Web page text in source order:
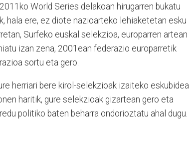
World Series delakoan hirugarren bukatu
hala ere, ez diote nazioarteko lehiaketetan esku
Surfeko euskal selekzioa, europarren artean
izan zena, 2001ean federazio europarretik
sortu eta gero.
herriari bere kirol-selekzioak izaiteko eskubidea
haritik, gure selekzioak gizartean gero eta
politiko baten beharra ondorioztatu ahal dugu.